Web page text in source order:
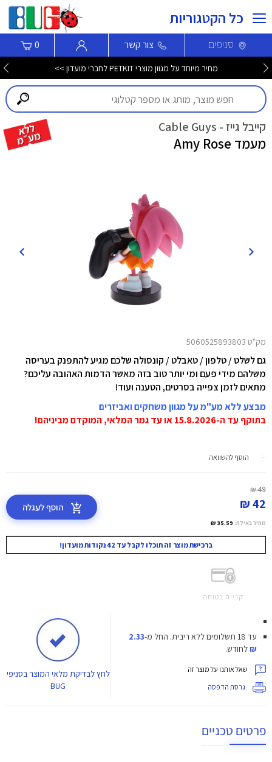
כל הקטגוריות
סניפים צור קשר 0
מחיר מיוחד על מגוון מוצרי PETKIT לחברי מועדון >>
קייבל גייז - Cable Guys
מעמד Amy Rose
מק"ט 5060525893803
גם לשלט / טלפון / טאבלט / קונסולה שלכם מגיע להתפנק בעריסה
משלהם מידי פעם ומי יותר טוב בזה מאשר הדמות האהובה עליכם?
מתאים לזמן צפייה בסרטים, הטענה ועוד!
מבצע ללא מע"מ על מגוון משחקים ואביזרים
בתוקף עד ה-15.8.2026 או עד גמר המלאי, המוקדם מביניהם!
הוסף להשוואה
49 ₪
42 ₪
מחיר באילת: 35.59 ₪
הוסף לעגלה
ברכישת מוצר זה תוכלו לקבל עד 42 נקודות מועדון!
קנייה בטוחה
עד 18 תשלומים ללא ריבית. החל מ-2.33
₪לחודש.
שאל אותנו על מוצר זה
גרסת הדפסה
לחץלבדיקת מלאי המוצר בסניפי
BUG
פרטים טכניים